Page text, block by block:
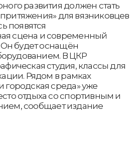
развития должен стать
для вязниковцев
появятся
сцена и современный
Он будет оснащён
В ЦКР
студия, классы для
Рядом в рамках
городская среда» уже
отдыха со спортивным и
сообщает издание